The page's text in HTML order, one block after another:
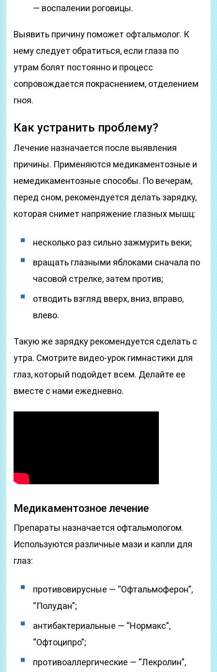
— воспалении роговицы.
Выявить причину поможет офтальмолог. К
нему следует обратиться, если глаза по
утрам болят постоянно и процесс
сопровождается покраснением, отделением
гноя.
Как устранить проблему?
Лечение назначается после выявления
причины. Применяются медикаментозные и
немедикаментозные способы. По вечерам,
перед сном, рекомендуется делать зарядку,
которая снимет напряжение глазных мышц:
несколько раз сильно зажмурить веки;
вращать глазными яблоками сначала по
часовой стрелке, затем против;
отводить взгляд вверх, вниз, вправо,
влево.
Такую же зарядку рекомендуется сделать с
утра. Смотрите видео-урок гимнастики для
глаз, который подойдет всем. Делайте ее
вместе с нами ежедневно.
Медикаментозное лечение
Препараты назначается офтальмологом.
Используются различные мази и капли для
глаз:
противовирусные — “Офтальмоферон”,
“Полудан”;
антибактериальные — “Нормакс”,
“Офтоципро”;
противоаллергические — “Лекролин”,